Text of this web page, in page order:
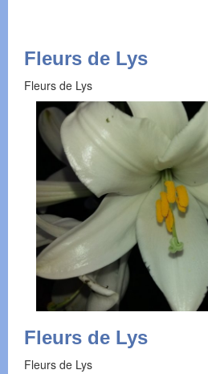
Fleurs de Lys
Fleurs de Lys
Fleurs de Lys
Fleurs de Lys